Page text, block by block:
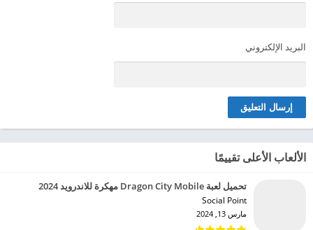
البريد الإلكتروني
الألعاب الأعلى تقييمًا
تحميل لعبة Dragon City Mobile مهكرة للاندرويد 2024
Social Point‏
مارس 13, 2024